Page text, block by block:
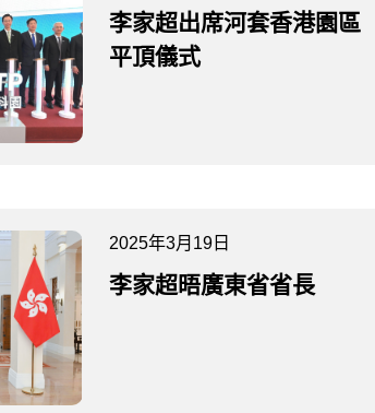
李家超出席河套香港園區
平頂儀式
2025年3月19日
李家超晤廣東省省長